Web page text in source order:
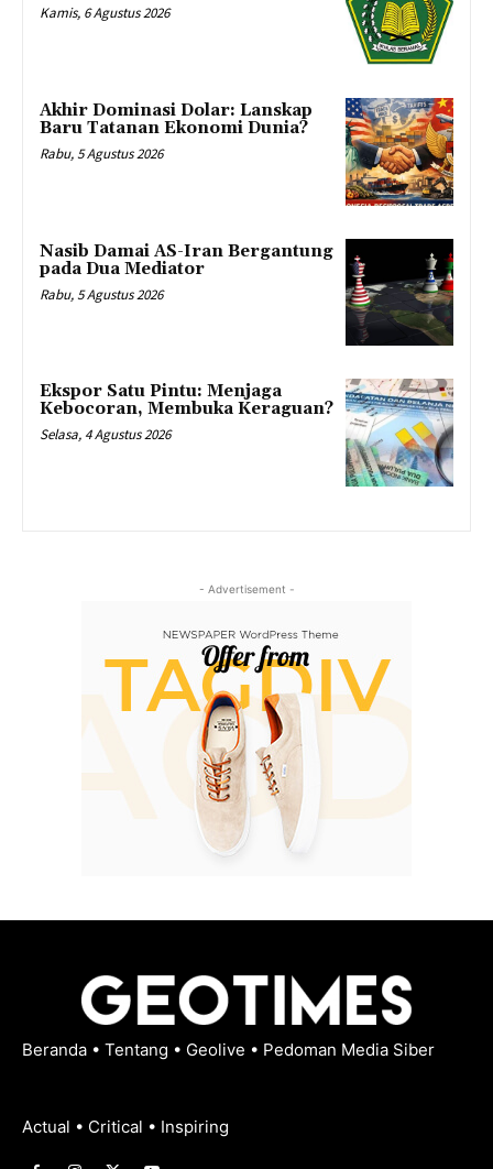
Kamis, 6 Agustus 2026
Akhir Dominasi Dolar: Lanskap
Baru Tatanan Ekonomi Dunia?
Rabu, 5 Agustus 2026
Nasib Damai AS-Iran Bergantung
pada Dua Mediator
Rabu, 5 Agustus 2026
Ekspor Satu Pintu: Menjaga
Kebocoran, Membuka Keraguan?
Selasa, 4 Agustus 2026
- Advertisement -
Beranda • Tentang • Geolive • Pedoman Media Siber
Actual • Critical • Inspiring